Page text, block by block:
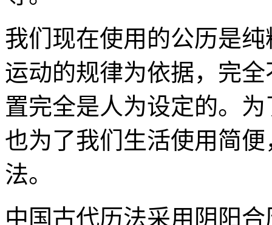
我们现在使用的公历是
运动的规律为依据，完
置完全是人为设定的。
也为了我们生活使用简
法。
中国古代历法采用阴阳